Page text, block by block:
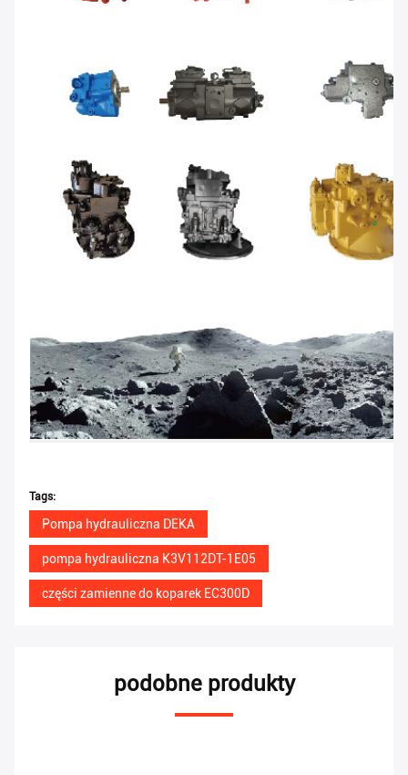
Tags:
Pompa hydrauliczna DEKA
pompa hydrauliczna K3V112DT-1E05
części zamienne do koparek EC300D
podobne produkty